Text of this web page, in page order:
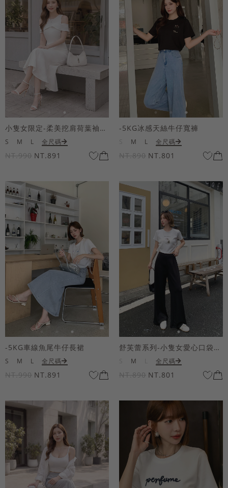
小隻女限定-柔美挖肩荷葉袖魚尾長洋裝
S M L 全尺碼
NT.990 NT.891
-5KG冰感天絲牛仔寬褲
M L 全尺碼
NT.890 NT.801
-5KG車線魚尾牛仔長裙
S M L 全尺碼
NT.990 NT.891
舒芙蕾系列-小隻女愛心口袋寬褲
M 全尺碼
NT.890 NT.801